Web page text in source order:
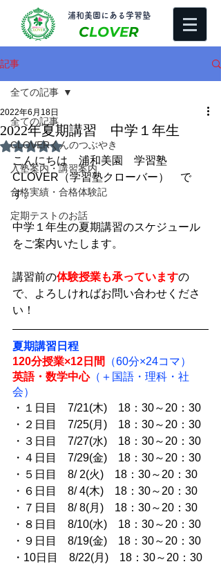
​浦和美園にある学習塾
CLOVER
記事
全ての記事
CLOVERくんのつぶやき
入塾案内・講習案内
合格実績・合格体験記
定期テストのお話
全ての記事
2022年夏期講習 中学１年生
2022年6月18日
5つ星のうちNaNと評価されています。
こんにちは　浦和美園　学習塾
CLOVER（学習塾クローバー）　で
す。
中学１年生の夏期講習のスケジュール
をご案内いたします。
講習前の体験授業も承っていますの
で、よろしければお問い合わせくださ
い！
夏期講習日程
120分授業×12日間
（60分×24コマ）
英語・数学中心（＋国語・理科・社
会）
・１日目　7/21(木)　18：30～20：30
・２日目　7/25(月)　18：30～20：30
・３日目　7/27(水)　18：30～20：30
・４日目　7/29(金)　18：30～20：30
・５日目　8/ 2(火)　18：30～20：30
・６日目　8/ 4(木)　18：30～20：30
・７日目　8/ 8(月)　18：30～20：30
・８日目　8/10(水)　18：30～20：30
・９日目　8/19(金)　18：30～20：30
・10日目　8/22(月)　18：30～20：30